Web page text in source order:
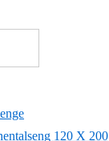
120 X 200